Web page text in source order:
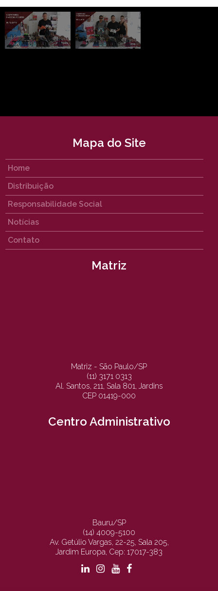
Mapa do Site
Home
Distribuição
Responsabilidade Social
Notícias
Contato
Matriz
Matriz - São Paulo/SP
(11) 3171 0313
Al. Santos, 211, Sala 801, Jardins
CEP 01419-000
Centro Administrativo
Bauru/SP
(14) 4009-5100
Av. Getúlio Vargas, 22-25, Sala 205,
Jardim Europa, Cep: 17017-383